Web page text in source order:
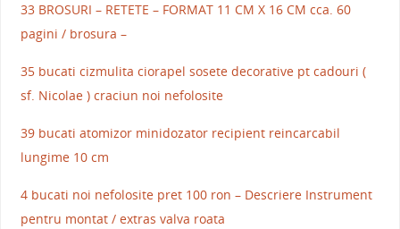
33 BROSURI – RETETE – FORMAT 11 CM X 16 CM cca. 60
pagini / brosura –
35 bucati cizmulita ciorapel sosete decorative pt cadouri (
sf. Nicolae ) craciun noi nefolosite
39 bucati atomizor minidozator recipient reincarcabil
lungime 10 cm
4 bucati noi nefolosite pret 100 ron – Descriere Instrument
pentru montat / extras valva roata